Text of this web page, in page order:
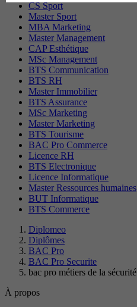
CS Sport
Master Sport
MBA Marketing
Master Management
CAP Esthétique
MSc Management
BTS Communication
BTS RH
Master Immobilier
BTS Assurance
MSc Marketing
Master Marketing
BTS Tourisme
BAC Pro Commerce
Licence RH
BTS Electronique
Licence Informatique
Master Ressources humaines
BUT Informatique
BTS Commerce
Diplomeo
Diplômes
BAC Pro
BAC Pro Securite
bac pro métiers de la sécurité
À propos